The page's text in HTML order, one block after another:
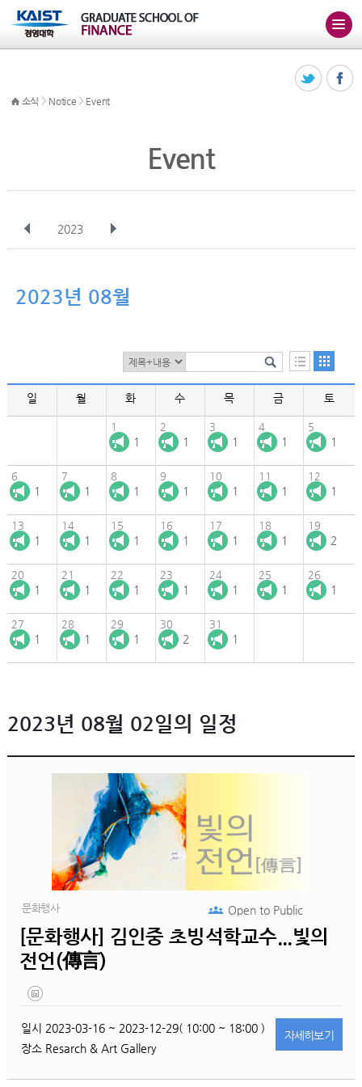
소식 > Notice > Event
Event
2023
12월
2023년 08월
일 월 화 수 목 금 토
1
1
2
1
3
1
4
1
5
1
6
1
7
1
8
1
9
1
10
1
11
1
12
1
13
1
14
1
15
1
16
1
17
1
18
1
19
2
20
1
21
1
22
1
23
1
24
1
25
1
26
1
27
1
28
1
29
1
30
2
31
1
2023년 08월 02일의 일정
문화행사
[문화행사] 김인중 초빙석학교수...빛의
전언(傳言)
Open toPublic
일시 2023-03-16 ~ 2023-12-29( 10:00 ~ 18:00 )
장소 Resarch & Art Gallery
자세히보기